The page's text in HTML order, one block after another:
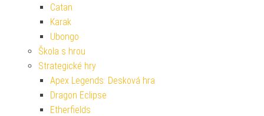
Catan
Karak
Ubongo
Škola s hrou
Strategické hry
Apex Legends: Desková hra
Dragon Eclipse
Etherfields